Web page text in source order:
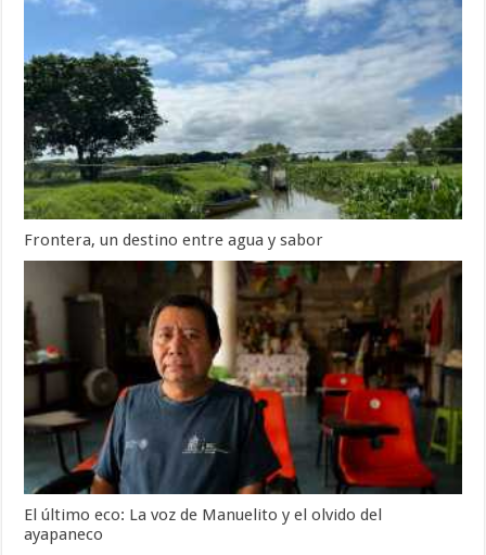
Frontera, un destino entre agua y sabor
El último eco: La voz de Manuelito y el olvido del
ayapaneco